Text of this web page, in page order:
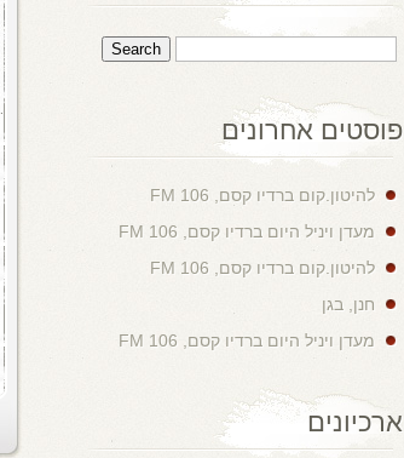
פוסטים אחרונים
להיטון.קום ברדיו קסם, 106 FM
מעדן ויניל היום ברדיו קסם, 106 FM
להיטון.קום ברדיו קסם, 106 FM
חנן, בגן
מעדן ויניל היום ברדיו קסם, 106 FM
ארכיונים